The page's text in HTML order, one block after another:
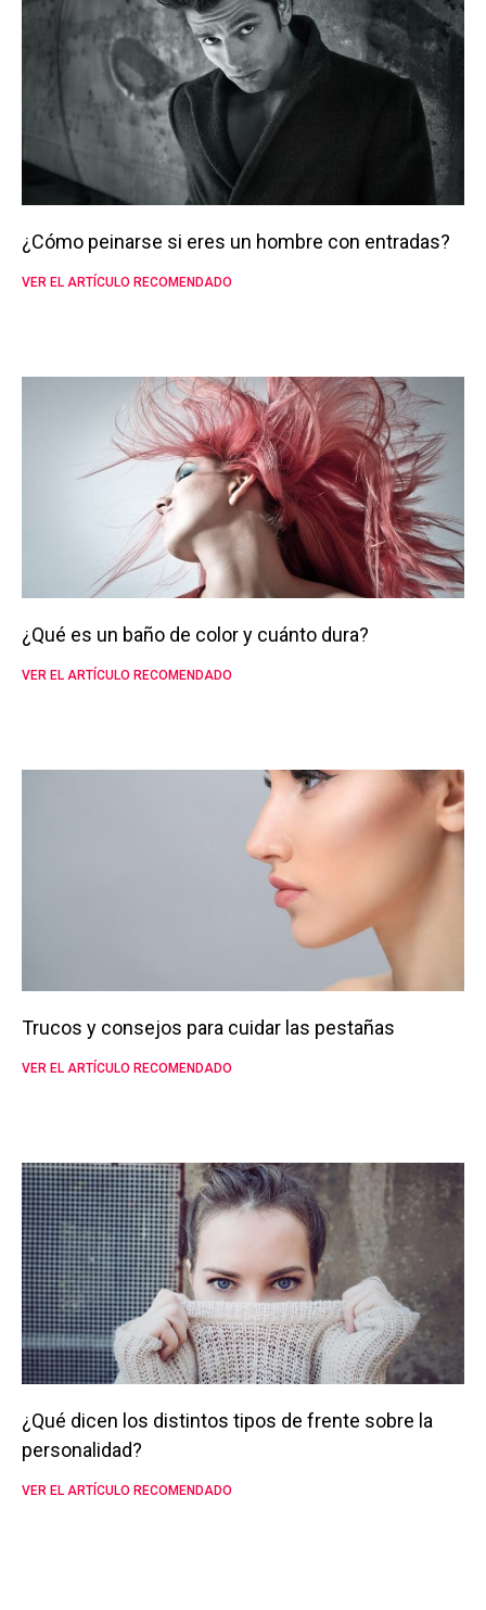
¿Cómo peinarse si eres un hombre con entradas?
VER EL ARTÍCULO RECOMENDADO
¿Qué es un baño de color y cuánto dura?
VER EL ARTÍCULO RECOMENDADO
Trucos y consejos para cuidar las pestañas
VER EL ARTÍCULO RECOMENDADO
¿Qué dicen los distintos tipos de frente sobre la
personalidad?
VER EL ARTÍCULO RECOMENDADO